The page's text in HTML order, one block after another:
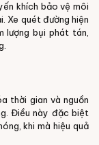
khích bảo vệ môi
Xe quét đường hiện
lượng bụi phát tán,
thời gian và nguồn
Điều này đặc biệt
khi mà hiệu quả